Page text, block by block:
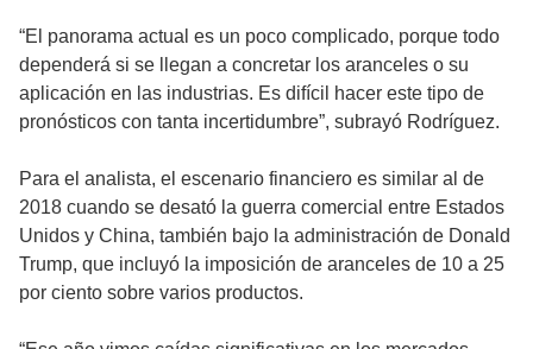
“El panorama actual es un poco complicado, porque todo
dependerá si se llegan a concretar los aranceles o su
aplicación en las industrias. Es difícil hacer este tipo de
pronósticos con tanta incertidumbre”, subrayó Rodríguez.
Para el analista, el escenario financiero es similar al de
2018 cuando se desató la guerra comercial entre Estados
Unidos y China, también bajo la administración de Donald
Trump, que incluyó la imposición de aranceles de 10 a 25
por ciento sobre varios productos.